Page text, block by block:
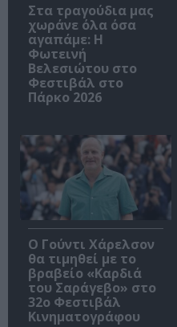
Στα τραγούδια μας
χωράνε όλα όσα
αγαπάμε: Η
Φωτεινή
Βελεσιώτου στο
Φεστιβάλ στο
Πάρκο 2026
Ο Γούντι Χάρελσον
θα τιμηθεί με το
βραβείο «Καρδιά
του Σαράγεβο» στο
32ο Φεστιβάλ
Κινηματογράφου